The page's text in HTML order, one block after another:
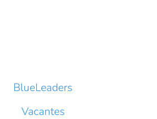
BlueLeaders
Vacantes